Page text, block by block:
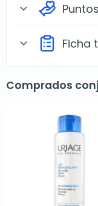
expand_more
expand_more Ficha
Comprados